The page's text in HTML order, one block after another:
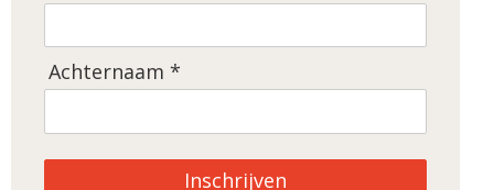
Achternaam *
Inschrijven